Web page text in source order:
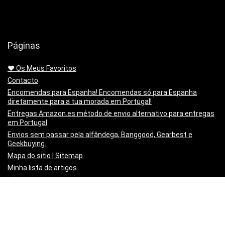
Páginas
❤️ Os Meus Favoritos
Contacto
Encomendas para Espanha! Encomendas só para Espanha
diretamente para a tua morada em Portugal!
Entregas Amazon.es método de envio alternativo para entregas
em Portugal
Envios sem passar pela alfândega, Banggood, Gearbest e
Geekbuying.
Mapa do sitio | Sitemap
Minha lista de artigos
Não queres mais o produto!? Chegou estragado! o PayPal paga-